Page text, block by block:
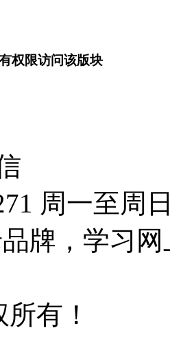
权限访问该版块
周一至周
牌，学习
有！